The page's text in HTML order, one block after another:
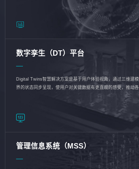
数字孪生（DT）平台
Digital Twins智慧解决方案是基于用户体验视角，通过三维建
界的状态同步呈现，使用户对关键数据有更直观的感受，推动
管理信息系统（MSS）